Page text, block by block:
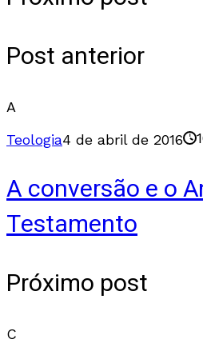
Post anterior
A
Teologia4 de abril de 2016
A conversão e o
Testamento
Próximo post
C